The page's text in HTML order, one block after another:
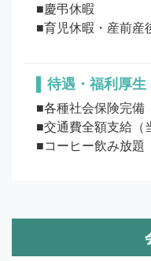
■慶弔休暇
待遇・福利厚生
■各種社会保険完備
■交通費全額支給（
■コーヒー飲み放題